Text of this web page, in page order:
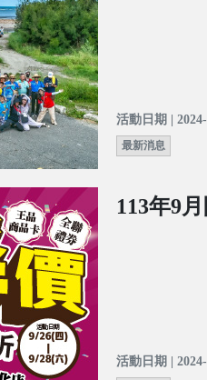
活動日期 |
最新消息
113年9
活動日期 |